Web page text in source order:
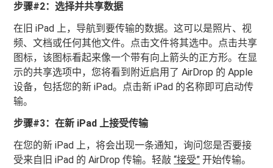
步骤#2：选择并共享数据
在旧 iPad 上，导航到要传输的数据。这可以是照片、视
频、文档或任何其他文件。点击文件将其选中。点击共享
图标，该图标看起来像一个带有向上箭头的正方形。在显
示的共享选项中，您将看到附近启用了 AirDrop 的 Apple
设备，包括您的新 iPad。点击新 iPad 的名称即可启动传
输。
步骤#3：在新 iPad 上接受传输
在您的新 iPad 上，将会出现一条通知，询问您是否要接
受来自旧 iPad 的 AirDrop 传输。轻敲“接受” 开始传输。